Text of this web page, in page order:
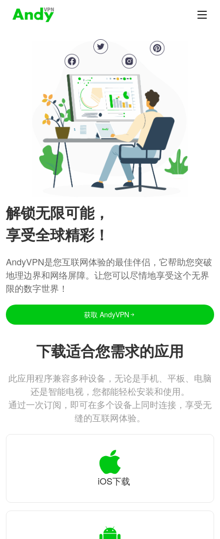
解锁无限可能，
享受全球精彩！
AndyVPN是您互联网体验的最佳伴侣，它帮助您突破
地理边界和网络屏障。让您可以尽情地享受这个无界
限的数字世界！
获取 AndyVPN
下载适合您需求的应用
此应用程序兼容多种设备，无论是手机、平板、电脑
还是智能电视，您都能轻松安装和使用。
通过一次订阅，即可在多个设备上同时连接，享受无
缝的互联网体验。
iOS下载